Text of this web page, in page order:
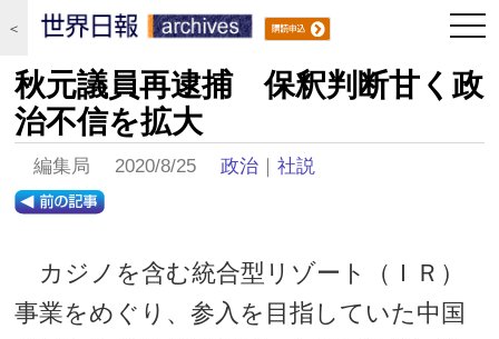
＜
秋元議員再逮捕 保釈判断甘く政
治不信を拡大
編集局 2020/8/25政治 ｜社説
カジノを含む統合型リゾート（ＩＲ）
事業をめぐり、参入を目指していた中国